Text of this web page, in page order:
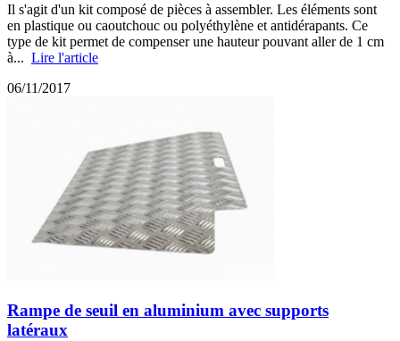
Il s'agit d'un kit composé de pièces à assembler. Les éléments sont
en plastique ou caoutchouc ou polyéthylène et antidérapants. Ce
type de kit permet de compenser une hauteur pouvant aller de 1 cm
à... Lire l'article
06/11/2017
Rampe de seuil en aluminium avec supports
latéraux